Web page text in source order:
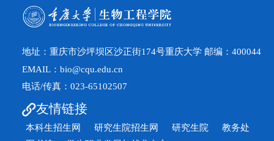
地址：重庆市沙坪坝区沙正街174号重庆大学 邮编：400044
EMAIL：bio@cqu.edu.cn
电话/传真：023-65102507
友情链接
本科生招生网 研究生院招生网 研究生院
教务处